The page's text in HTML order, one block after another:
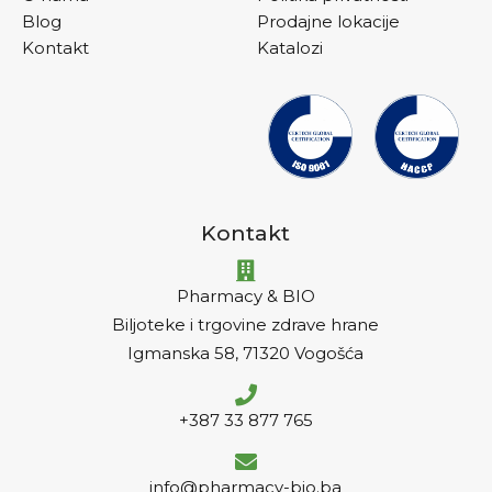
Blog
Kontakt
Prodajne lokacije
Katalozi
Kontakt
Pharmacy & BIO
Biljoteke i trgovine zdrave hrane
Igmanska 58, 71320 Vogošća
+387 33 877 765
info@pharmacy-bio.ba